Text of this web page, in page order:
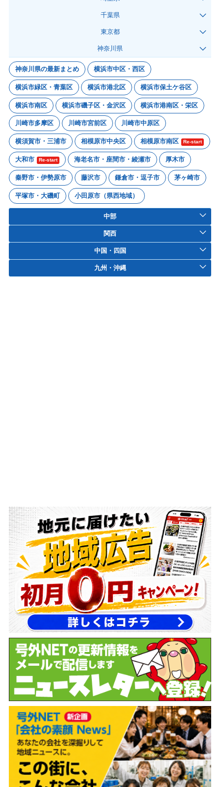
千葉県
東京都
神奈川県
神奈川県の最新まとめ 横浜市中区・西区
横浜市緑区・青葉区 横浜市港北区 横浜市保土ケ谷区
横浜市南区 横浜市磯子区・金沢区 横浜市港南区・栄区
川崎市多摩区 川崎市宮前区 川崎市中原区
横須賀市・三浦市 相模原市中央区 相模原市南区 Re-start
大和市 Re-start 海老名市・座間市・綾瀬市 厚木市
秦野市・伊勢原市 藤沢市 鎌倉市・逗子市 茅ヶ崎市
平塚市・大磯町 小田原市（県西地域）
中部
関西
中国・四国
九州・沖縄